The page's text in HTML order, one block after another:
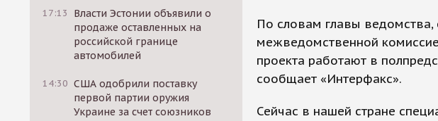
17:13
Власти Эстонии объявили о
продаже оставленных на
российской границе
автомобилей
14:30 США одобрили поставку
первой партии оружия
Украине за счет союзников
По словам главы
межведомственной
проекта работают в
сообщает «Интерфакс».
Сейчас в нашей стране